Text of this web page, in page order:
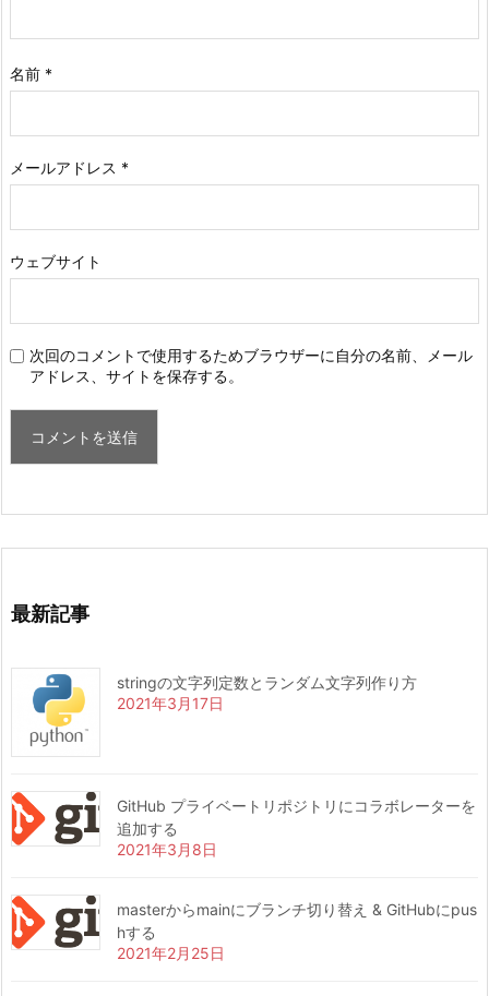
名前 *
メールアドレス *
ウェブサイト
次回のコメントで使用するためブラウザーに自分の名前、メール
アドレス、サイトを保存する。
最新記事
stringの文字列定数とランダム文字列作り方
2021年3月17日
GitHub プライベートリポジトリにコラボレーターを
追加する
2021年3月8日
masterからmainにブランチ切り替え & GitHubにpus
hする
2021年2月25日